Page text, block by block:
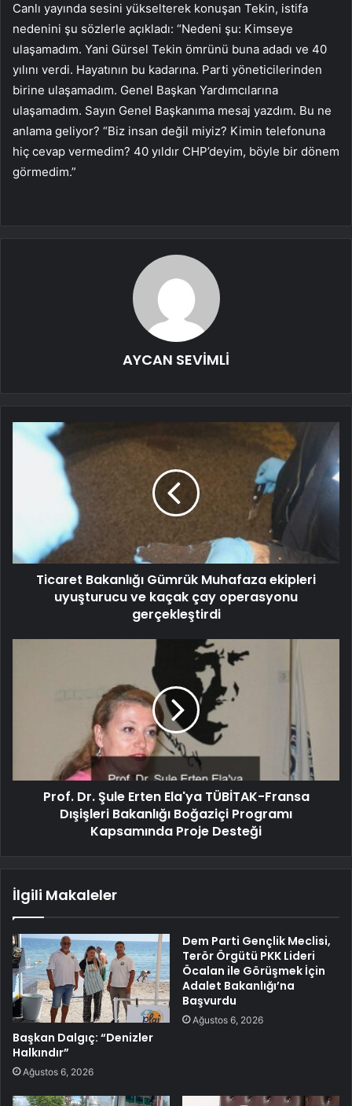
Canlı yayında sesini yükselterek konuşan Tekin, istifa
nedenini şu sözlerle açıkladı: “Nedeni şu: Kimseye
ulaşamadım. Yani Gürsel Tekin ömrünü buna adadı ve 40
yılını verdi. Hayatının bu kadarına. Parti yöneticilerinden
birine ulaşamadım. Genel Başkan Yardımcılarına
ulaşamadım. Sayın Genel Başkanıma mesaj yazdım. Bu ne
anlama geliyor? “Biz insan değil miyiz? Kimin telefonuna
hiç cevap vermedim? 40 yıldır CHP’deyim, böyle bir dönem
görmedim.”
AYCAN SEVİMLİ
Ticaret Bakanlığı Gümrük Muhafaza ekipleri
uyuşturucu ve kaçak çay operasyonu
gerçekleştirdi
Prof. Dr. Şule Erten Ela'ya TÜBİTAK-Fransa
Dışişleri Bakanlığı Boğaziçi Programı
Kapsamında Proje Desteği
İlgili Makaleler
Başkan Dalgıç: “Denizler
Halkındır”
Ağustos 6, 2026
Dem Parti Gençlik Meclisi,
Terör Örgütü PKK Lideri
Öcalan ile Görüşmek İçin
Adalet Bakanlığı’na
Başvurdu
Ağustos 6, 2026